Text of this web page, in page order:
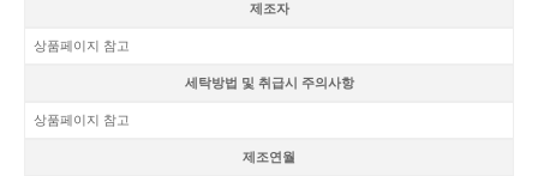
제조자
상품페이지 참고
세탁방법 및 취급시 주의사항
상품페이지 참고
제조연월